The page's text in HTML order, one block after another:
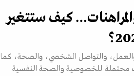
كيف ستتغير
والتواصل الشخصي، والصحة، كما
محتملة للخصوصية والصحة النفسية